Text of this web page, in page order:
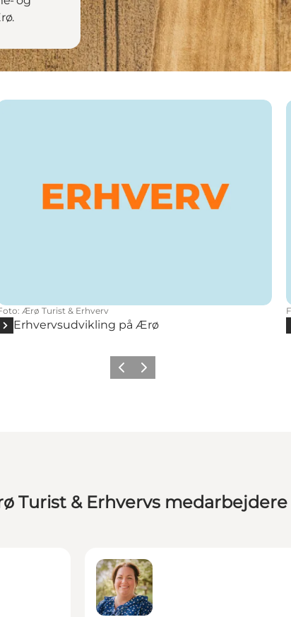
: Ærø Turist & Erhverv
Erhvervsudvikling på Ærø
ForrigeNæste
Turist & Erhvervs medarbejdere